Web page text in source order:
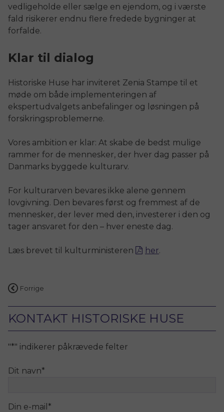
vedligeholde eller sælge en ejendom, og i værste
fald risikerer endnu flere fredede bygninger at
forfalde.
Klar til dialog
Historiske Huse har inviteret Zenia Stampe til et
møde om både implementeringen af
ekspertudvalgets anbefalinger og løsningen på
forsikringsproblemerne.
Vores ambition er klar: At skabe de bedst mulige
rammer for de mennesker, der hver dag passer på
Danmarks byggede kulturarv.
For kulturarven bevares ikke alene gennem
lovgivning. Den bevares først og fremmest af de
mennesker, der lever med den, investerer i den og
tager ansvaret for den – hver eneste dag.
Læs brevet til kulturministeren her.
Indlægsnavigation
Forrige
KONTAKT HISTORISKE HUSE
"*" indikerer påkrævede felter
Dit navn*
Din e-mail *